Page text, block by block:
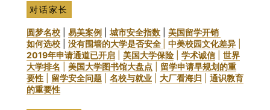
对话家长
圆梦名校 易美案例 城市安全指数
美国留学开销
如何选校
没有围墙的大学是否安全 中美校园文化差异
2019年申请通道已开启
美国大学保险 学术诚信| 世界
大学排名
美国大学图书馆大盘点
留学申请早规划的重
要性
留学安全问题 名校与就业 大厂看海归
通识教育
的重要性